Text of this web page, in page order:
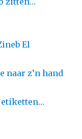
El
naar z’n hand
etiketten…